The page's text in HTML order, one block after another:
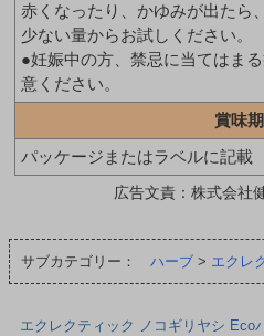
赤くなったり、かゆみが出たら
少ない量からお試しください。
●妊娠中の方、禁忌に当てはま
意ください。
賞味
パッケージまたはラベルに記載
広告文責：株式会
サブカテゴリー： ハーブ > エクレ
エクレクティック ノコギリヤシ